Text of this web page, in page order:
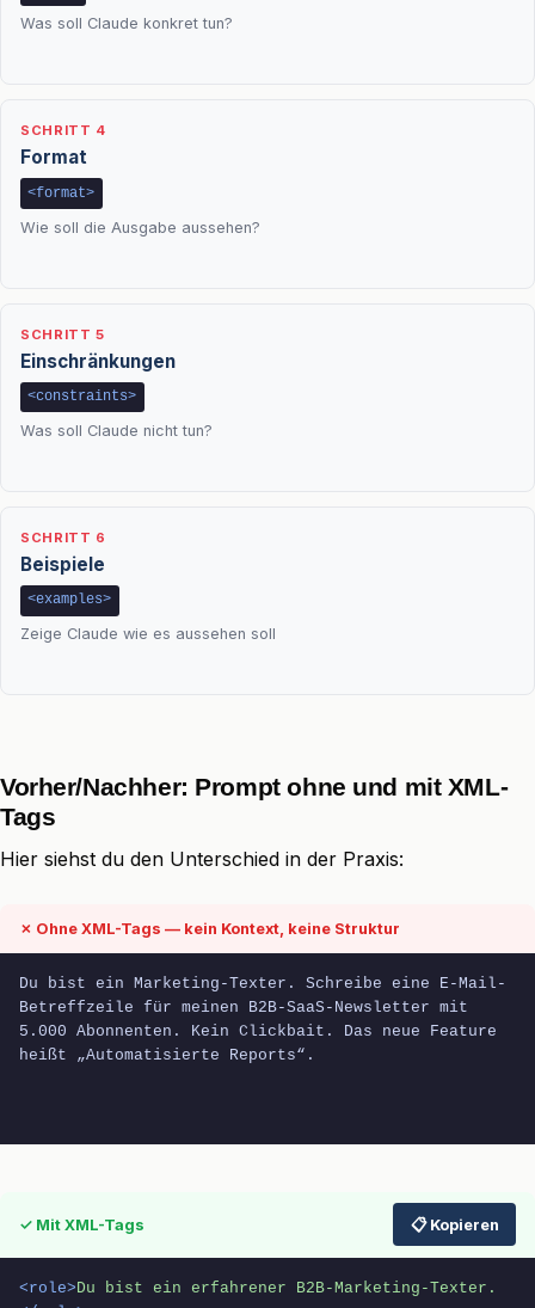
Was soll Claude konkret tun?
SCHRITT 4
Format
<format>
Wie soll die Ausgabe aussehen?
SCHRITT 5
Einschränkungen
<constraints>
Was soll Claude nicht tun?
SCHRITT 6
Beispiele
<examples>
Zeige Claude wie es aussehen soll
Vorher/Nachher: Prompt ohne und mit XML-
Tags
Hier siehst du den Unterschied in der Praxis:
✗ Ohne XML-Tags — kein Kontext, keine Struktur
Du bist ein Marketing-Texter. Schreibe eine E-Mail-
Betreffzeile für meinen B2B-SaaS-Newsletter mit
5.000 Abonnenten. Kein Clickbait. Das neue Feature
heißt „Automatisierte Reports“.
✓ Mit XML-Tags 📋 Kopieren
<role> Du bist ein erfahrener B2B-Marketing-Texter.